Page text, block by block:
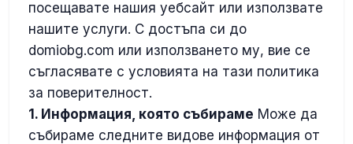
посещавате нашия уебсайт или използвате
нашите услуги. С достъпа си до
domiobg.com или използването му, вие се
съгласявате с условията на тази политика
за поверителност.
1. Информация, която събираме Може да
събираме следните видове информация от